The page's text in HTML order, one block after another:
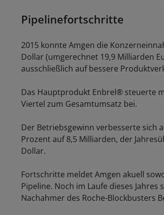
Pipelinefortschritte
2015 konnte Amgen die
Dollar (umgerechnet 19,9 Milliarden
ausschließlich auf bessere
Das Hauptprodukt Enbrel® steuerte
Viertel zum Gesamtumsatz bei.
Der Betriebsgewinn verbesserte
Prozent auf 8,5 Milliarden, der
Dollar.
Fortschritte meldet Amgen akuell
Pipeline. Noch im Laufe dieses
Nachahmer des Roche-Blockbusters